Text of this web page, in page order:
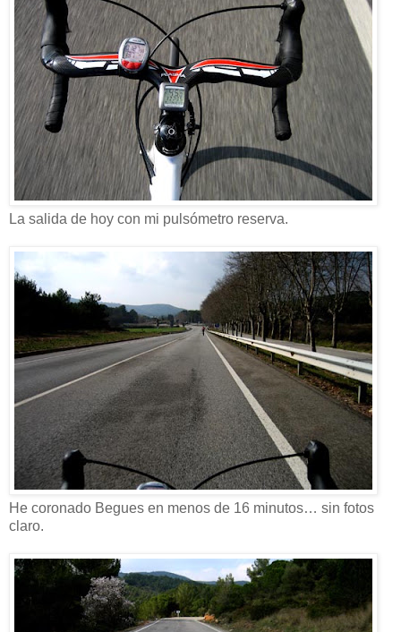
La salida de hoy con mi pulsómetro reserva.
He coronado Begues en menos de 16 minutos… sin fotos
claro.